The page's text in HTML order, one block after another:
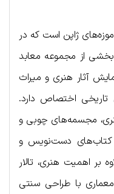
موزه‌های ژاپن است که در
بخشی از مجموعه معابد
آثار هنری و میراث
تاریخی اختصاص دارد.
مجسمه‌های چوبی و
کتاب‌های دست‌نویس و
بر اهمیت هنری، تالار
با طراحی سنتی